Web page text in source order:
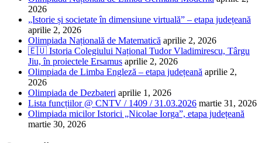
2026
„Istorie și societate în dimensiune virtuală” – etapa județeană
aprilie 2, 2026
Olimpiada Națională de Matematică aprilie 2, 2026
🇪🇺 Istoria Colegiului Național Tudor Vladimirescu, Târgu
Jiu, în proiectele Ersamus aprilie 2, 2026
Olimpiada de Limba Engleză – etapa județeană aprilie 2,
2026
Olimpiada de Dezbateri aprilie 1, 2026
Lista funcțiilor @ CNTV / 1409 / 31.03.2026 martie 31, 2026
Olimpiada micilor Istorici „Nicolae Iorga”, etapa județeană
martie 30, 2026